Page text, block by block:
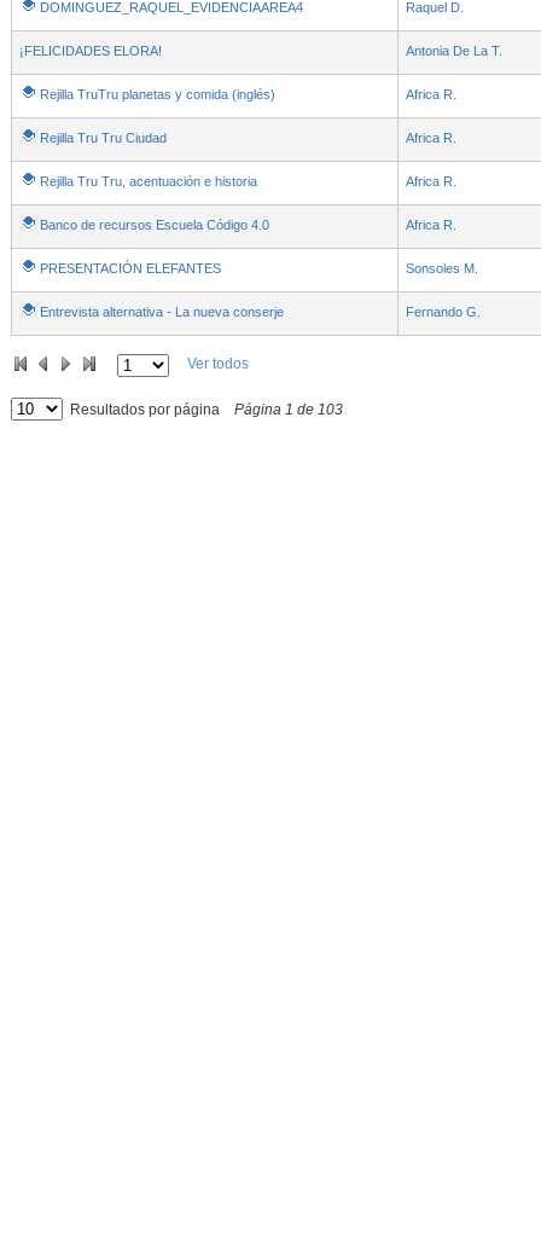
DOMINGUEZ_RAQUEL_EVIDENCIAAREA4 Raquel D.
¡FELICIDADES ELORA! Antonia De La T.
Rejilla TruTru planetas y comida (inglés) Africa R.
Rejilla Tru Tru Ciudad Africa R.
Rejilla Tru Tru, acentuación e historia Africa R.
Banco de recursos Escuela Código 4.0 Africa R.
PRESENTACIÓN ELEFANTES Sonsoles M.
Entrevista alternativa - La nueva conserje Fernando G.
Ver todos
Resultados por página Página 1 de 103